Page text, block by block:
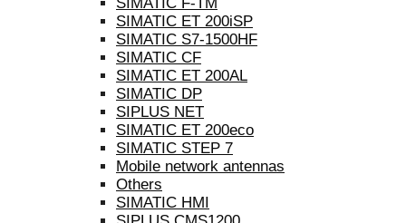
SIMATIC ET 200iSP
SIMATIC S7-1500HF
SIMATIC CF
SIMATIC ET 200AL
SIMATIC DP
SIPLUS NET
SIMATIC ET 200eco
SIMATIC STEP 7
Mobile network antennas
Others
SIMATIC HMI